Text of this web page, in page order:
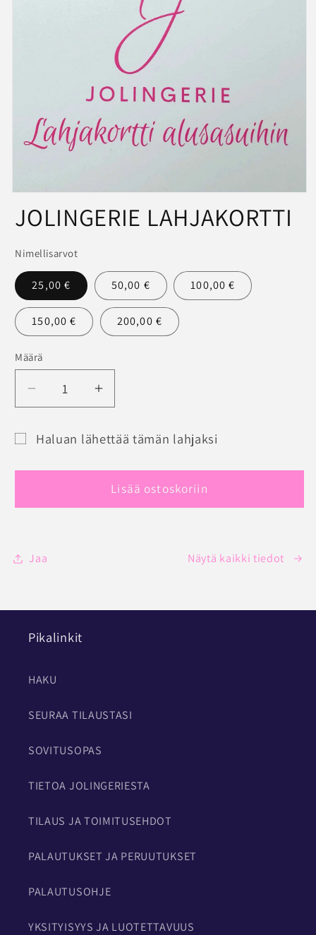
modaalisessa
JOLINGERIE LAHJAKORTTI
Nimellisarvot
25,00 € 50,00 € 100,00 €
150,00 € 200,00 €
Määrä
Määrä
Vähennä
tuotteen
LAHJAKORTTI
Lisää
tuotteen
LAHJAKORTTI
Haluan lähettää tämän lahjaksi
Lisää ostoskoriin
Jaa Näytä kaikki tiedot
Pikalinkit
HAKU
SEURAA TILAUSTASI
SOVITUSOPAS
TIETOA JOLINGERIESTA
TILAUS JA TOIMITUSEHDOT
PALAUTUKSET JA PERUUTUKSET
PALAUTUSOHJE
YKSITYISYYS JA LUOTETTAVUUS